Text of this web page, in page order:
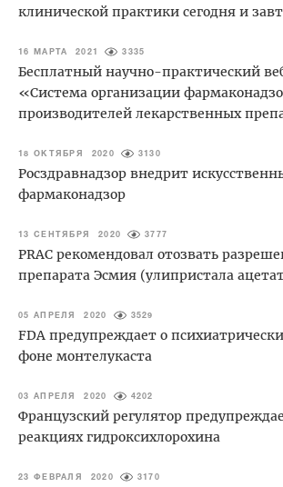
клинической практики сегодня и
16 МАРТА 2021 3335
Бесплатный научно-практический
«Система организации
производителей лекарственных
18 ОКТЯБРЯ 2020 3130
Росздравнадзор внедрит
фармаконадзор
13 СЕНТЯБРЯ 2020 3777
PRAC рекомендовал отозвать
препарата Эсмия (улипристала
05 АПРЕЛЯ 2020 3529
FDA предупреждает о
фоне монтелукаста
03 АПРЕЛЯ 2020 4202
Французский регулятор
реакциях гидроксихлорохина
23 ФЕВРАЛЯ 2020 3170